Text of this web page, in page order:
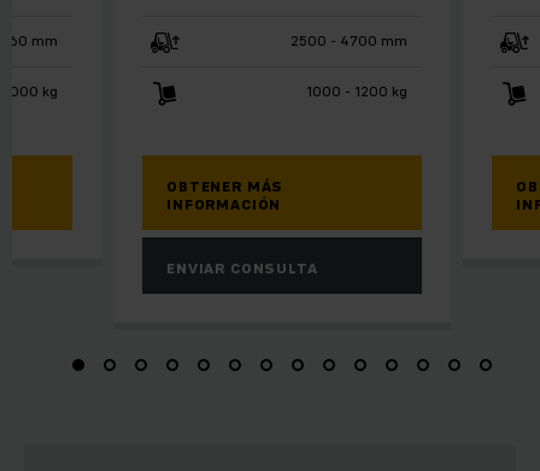
2500 - 4700 mm
1000 - 1200 kg
OBTENER MÁS
INFORMACIÓN
ENVIAR CONSULTA
mm
2000 kg